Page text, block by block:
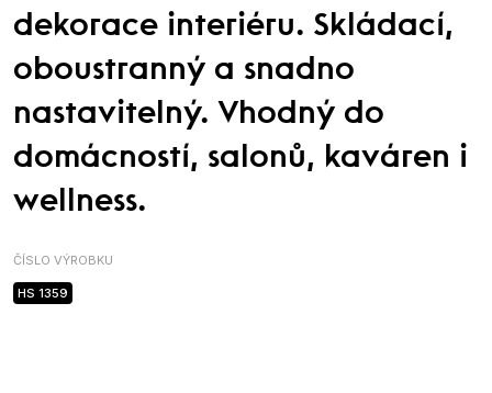
dekorace interiéru. Skládací,
oboustranný a snadno
nastavitelný. Vhodný do
domácností, salonů, kaváren i
wellness.
ČÍSLO VÝROBKU
HS 1359